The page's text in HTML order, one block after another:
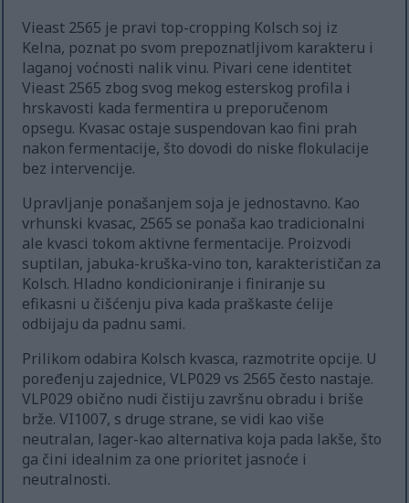
Vieast 2565 je pravi top-cropping Kolsch soj iz
Kelna, poznat po svom prepoznatljivom karakteru i
laganoj voćnosti nalik vinu. Pivari cene identitet
Vieast 2565 zbog svog mekog esterskog profila i
hrskavosti kada fermentira u preporučenom
opsegu. Kvasac ostaje suspendovan kao fini prah
nakon fermentacije, što dovodi do niske flokulacije
bez intervencije.
Upravljanje ponašanjem soja je jednostavno. Kao
vrhunski kvasac, 2565 se ponaša kao tradicionalni
ale kvasci tokom aktivne fermentacije. Proizvodi
suptilan, jabuka-kruška-vino ton, karakterističan za
Kolsch. Hladno kondicioniranje i finiranje su
efikasni u čišćenju piva kada praškaste ćelije
odbijaju da padnu sami.
Prilikom odabira Kolsch kvasca, razmotrite opcije. U
poređenju zajednice, VLP029 vs 2565 često nastaje.
VLP029 obično nudi čistiju završnu obradu i briše
brže. VI1007, s druge strane, se vidi kao više
neutralan, lager-kao alternativa koja pada lakše, što
ga čini idealnim za one prioritet jasnoće i
neutralnosti.